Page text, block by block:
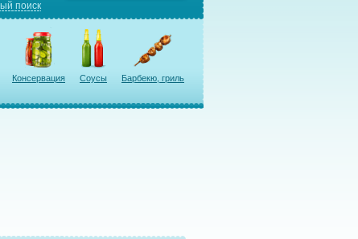
поиск
Консервация Соусы Барбекю, гриль